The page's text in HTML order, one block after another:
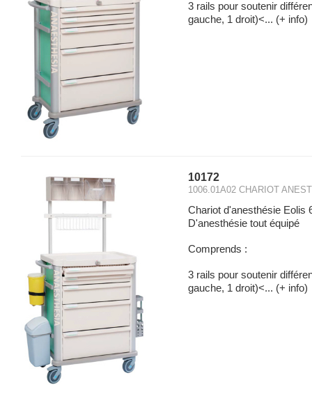
3 rails pour soutenir
gauche, 1 droit)<... (+ info)
10172
1006.01A02 CHARIOT
Chariot d'anesthésie Eolis
D'anesthésie tout équipé
Comprends :
3 rails pour soutenir
gauche, 1 droit)<... (+ info)